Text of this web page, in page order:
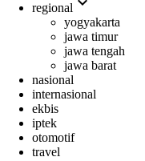
regional
yogyakarta
jawa timur
jawa tengah
jawa barat
nasional
internasional
ekbis
iptek
otomotif
travel